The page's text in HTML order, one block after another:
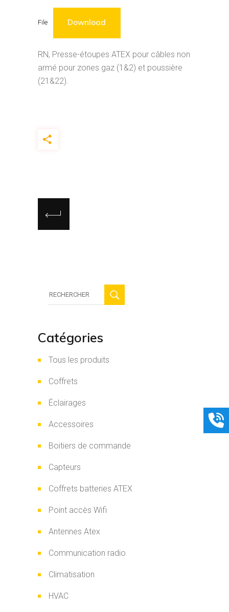
File Download
RN, Presse-étoupes ATEX pour câbles non
armé pour zones gaz (1&2) et poussière
(21&22).
Catégories
Tous les produits
Coffrets
Éclairages
Accessoires
Boitiers de commande
Capteurs
Coffrets batteries ATEX
Point accès Wifi
Antennes Atex
Communication radio
Climatisation
HVAC